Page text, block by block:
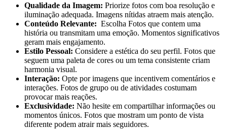
Qualidade da‌ Imagem: Priorize fotos com boa resolução e
iluminação adequada. Imagens nítidas atraem mais atenção.
Conteúdo Relevante: ⁣ Escolha Fotos que contem uma‍
história ou​ transmitam uma emoção. Momentos significativos
geram mais engajamento.
Estilo Pessoal: Considere‌ a estética do seu⁢ perfil. Fotos que
seguem uma ⁤paleta de cores ou um tema ⁣consistente criam
harmonia visual.
Interação: Opte por imagens que incentivem comentários e
interações. Fotos de grupo ou de atividades costumam
provocar‍ mais reações.
Exclusividade: Não hesite em compartilhar informações ou
momentos únicos. Fotos que mostram um ponto de vista
diferente podem atrair⁢ mais seguidores.